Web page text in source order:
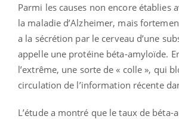
Parmi les causes non encore établies
la maladie d’Alzheimer, mais
a la sécrétion par le cerveau d’une
appelle une protéine béta-amyloïde.
l’extrême, une sorte de « colle », qui
circulation de l’information récente
L’étude a montré que le taux de béta-